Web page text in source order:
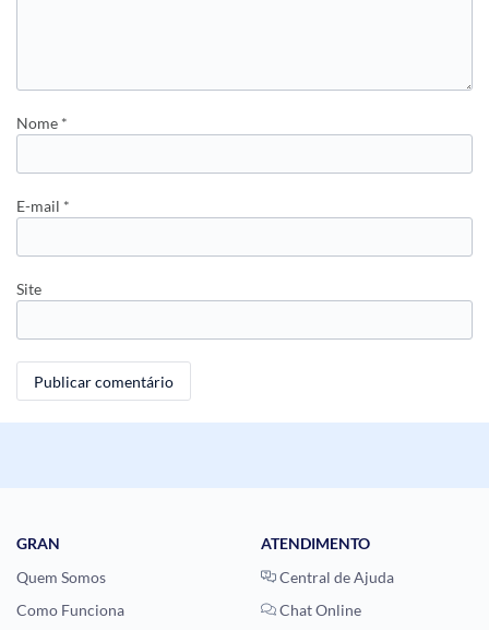
Nome *
E-mail *
Site
GRAN
Quem Somos
Como Funciona
ATENDIMENTO
Central de Ajuda
Chat Online